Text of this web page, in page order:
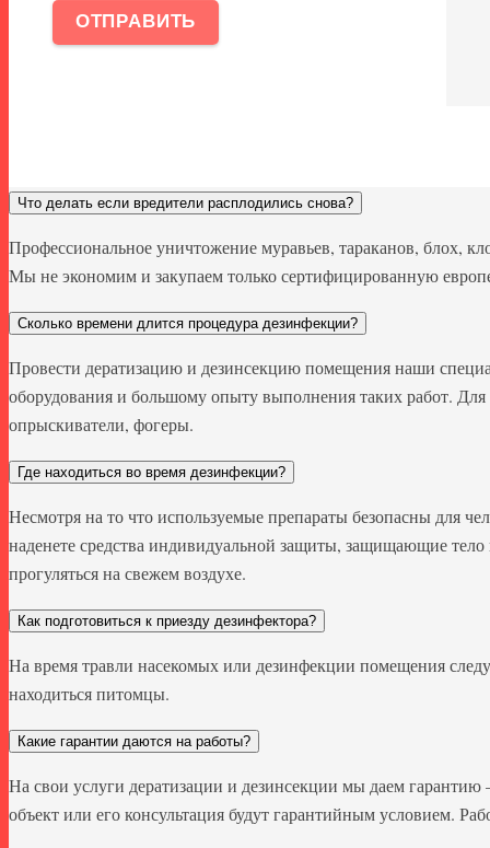
Что делать если вредители расплодились снова?
Профессиональное уничтожение муравьев, тараканов, блох,
Мы не экономим и закупаем только сертифицированную
Сколько времени длится процедура дезинфекции?
Провести дератизацию и дезинсекцию помещения наши
оборудования и большому опыту выполнения таких работ.
опрыскиватели, фогеры.
Где находиться во время дезинфекции?
Несмотря на то что используемые препараты безопасны для
наденете средства индивидуальной защиты, защищающие
прогуляться на свежем воздухе.
Как подготовиться к приезду дезинфектора?
На время травли насекомых или дезинфекции помещения
находиться питомцы.
Какие гарантии даются на работы?
На свои услуги дератизации и дезинсекции мы даем
объект или его консультация будут гарантийным условием.